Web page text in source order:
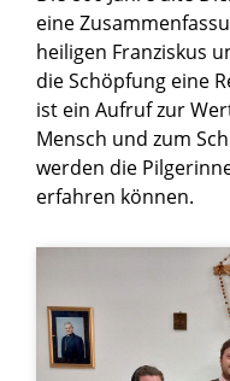
eine
heiligen Franziskus
die Schöpfung eine
ist ein Aufruf zur
Mensch und zum
werden die
erfahren können.